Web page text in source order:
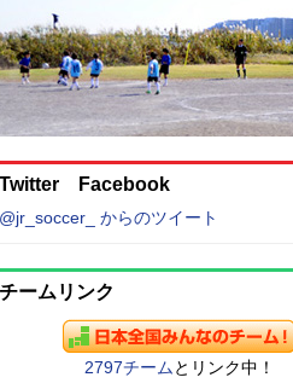
Twitter Facebook
@jr_soccer_ からのツイート
チームリンク
2797チーム とリンク中！